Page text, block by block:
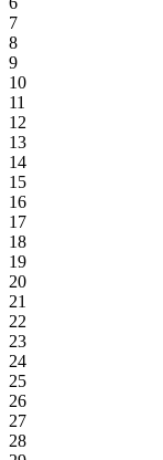
7
8
9
10
11
12
13
14
15
16
17
18
19
20
21
22
23
24
25
26
27
28